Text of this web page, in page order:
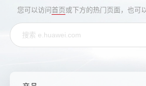
您可以访问首页或下方的热门页面，也可